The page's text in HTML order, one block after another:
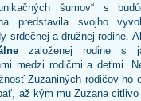
šumov“ s
predstavila svojho
srdečnej a družnej rodine.
založenej rodine s
medzi rodičmi a deťmi.
Zuzaniných rodičov ho
až kým mu Zuzana